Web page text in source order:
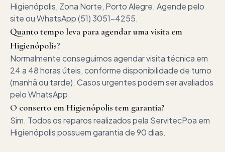
Higienópolis, Zona Norte, Porto Alegre. Agende pelo
site ou WhatsApp (51) 3051-4255.
Quanto tempo leva para agendar uma visita em
Higienópolis?
Normalmente conseguimos agendar visita técnica em
24 a 48 horas úteis, conforme disponibilidade de turno
(manhã ou tarde). Casos urgentes podem ser avaliados
pelo WhatsApp.
O conserto em Higienópolis tem garantia?
Sim. Todos os reparos realizados pela ServitecPoa em
Higienópolis possuem garantia de 90 dias.